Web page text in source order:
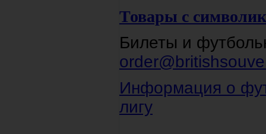
Товары с
Билеты и
Информация о
лигу